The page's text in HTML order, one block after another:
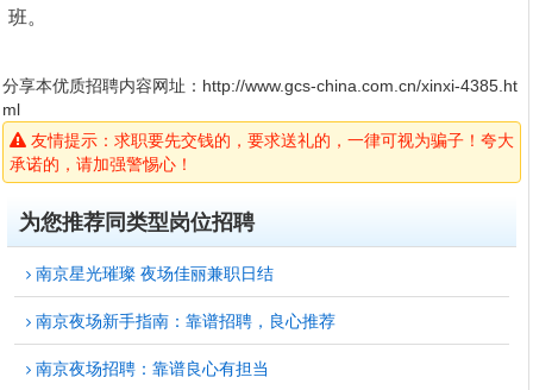
班。
分享本优质招聘内容网址： http://www.gcs-china.com.cn/xinxi-4385.ht
ml
友情提示：求职要先交钱的，要求送礼的，一律可视为骗子！夸大
承诺的，请加强警惕心！
为您推荐同类型岗位招聘
南京星光璀璨 夜场佳丽兼职日结
南京夜场新手指南：靠谱招聘，良心推荐
南京夜场招聘：靠谱良心有担当